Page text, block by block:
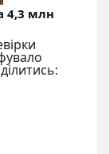
4,3 млн